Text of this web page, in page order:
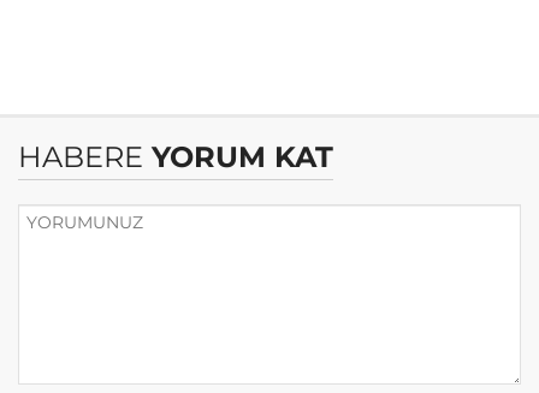
HABERE YORUM KAT